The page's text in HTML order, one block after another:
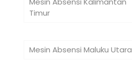
Timur
Mesin Absensi Maluku Utara